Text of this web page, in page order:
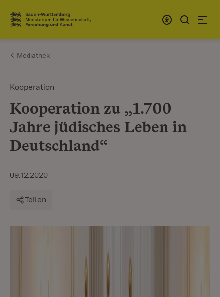
Zum Inhalt springen
Link zur Startseite
Mediathek
Kooperation
Kooperation zu „1.700
Jahre jüdisches Leben in
Deutschland“
09.12.2020
Teilen